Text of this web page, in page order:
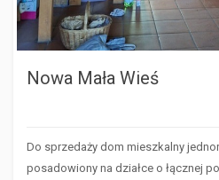
Nowa Mała Wieś
Do sprzedaży dom mieszkalny
posadowiony na działce o łącznej